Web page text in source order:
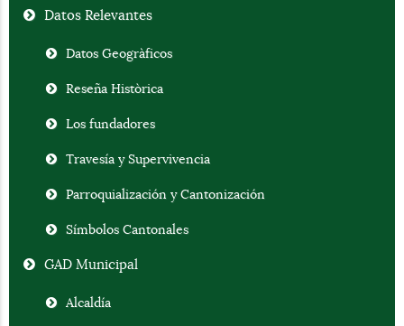
Datos Relevantes
Datos Geogràficos
Reseña Històrica
Los fundadores
Travesía y Supervivencia
Parroquialización y Cantonización
Símbolos Cantonales
GAD Municipal
Alcaldía